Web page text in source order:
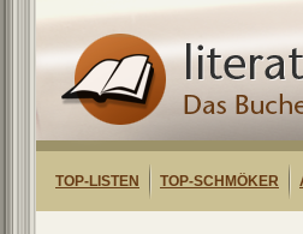
TOP-LISTEN TOP-SCHMÖKER